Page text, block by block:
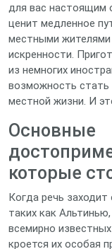
для вас настоящим
ценит медленное
местными жителями
искренности.
из немногих
возможность стать
местной жизни. И
Основные
которые
Когда речь заходит
таких как
всемирно
кроется их особая